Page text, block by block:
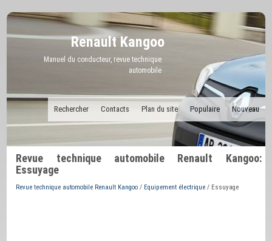
Renault Kangoo
Manuel du conducteur, revue technique
automobile
Nouveau
Populaire
Plan du site
Contacts
Rechercher
Revue technique automobile Renault Kangoo:
Essuyage
Revue technique automobile Renault Kangoo / Equipement électrique / Essuyage